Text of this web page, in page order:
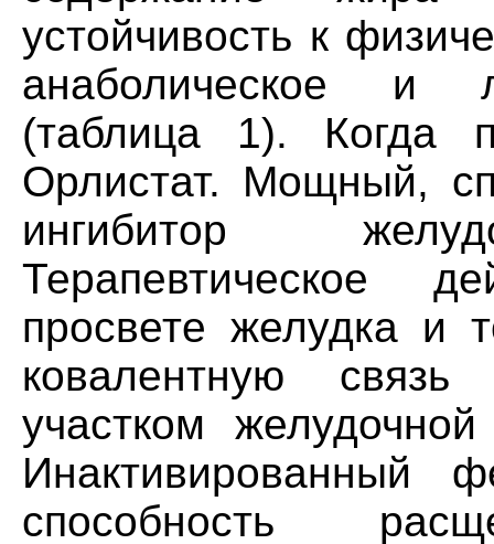
устойчивость к
анаболическое и
(таблица 1). Когда
Орлистат. Мощный,
ингибитор
Терапевтическое
просвете желудка и
ковалентную
участком
Инактивированный
способность